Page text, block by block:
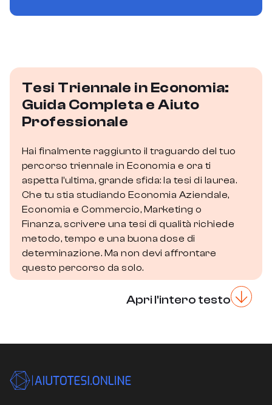
Tesi Triennale in Economia:
Guida Completa e Aiuto
Professionale
Hai finalmente raggiunto il traguardo del tuo
percorso triennale in Economia e ora ti
aspetta l’ultima, grande sfida: la tesi di laurea.
Che tu stia studiando Economia Aziendale,
Economia e Commercio, Marketing o
Finanza, scrivere una tesi di qualità richiede
metodo, tempo e una buona dose di
determinazione. Ma non devi affrontare
questo percorso da solo.
Cos’è la Tesi Triennale in
conclude il primo ciclo universitario. Non si
tratta semplicemente di un riassunto di ciò
Apri l'intero testo